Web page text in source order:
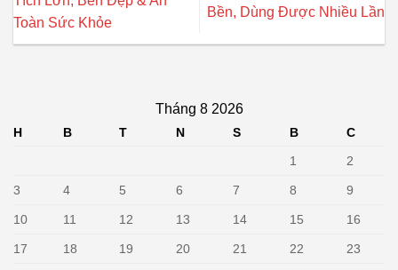
Toàn Sức Khỏe
Bền, Dùng Được Nhiều Lần
Tháng 8 2026
H B T N S B
C
1
2
3 4 5 6 7 8 9
10 11 12 13 14 15 16
17 18 19 20 21 22 23